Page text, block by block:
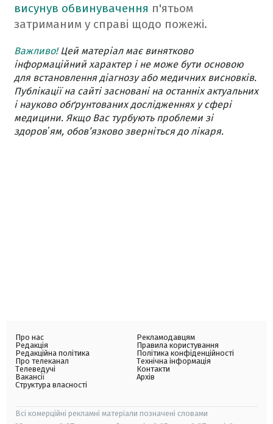
висунув обвинувачення п'ятьом
затриманим у справі щодо пожежі.
Важливо!Цей матеріал має винятково
інформаційний характер і не може бути основою
для встановлення діагнозу або медичних висновків.
Публікації на сайті засновані на останніх актуальних
і науково обґрунтованих дослідженнях у сфері
медицини. Якщо Вас турбують проблеми зі
здоровʼям, обов’язково зверніться до лікаря.
Про нас
Редакція
Редакційна політика
Про телеканал
Телеведучі
Вакансії
Структура власності
Рекламодавцям
Правила користування
Політика конфіденційності
Технічна інформація
Контакти
Архів
Всі комерційні рекламні матеріали позначені словами